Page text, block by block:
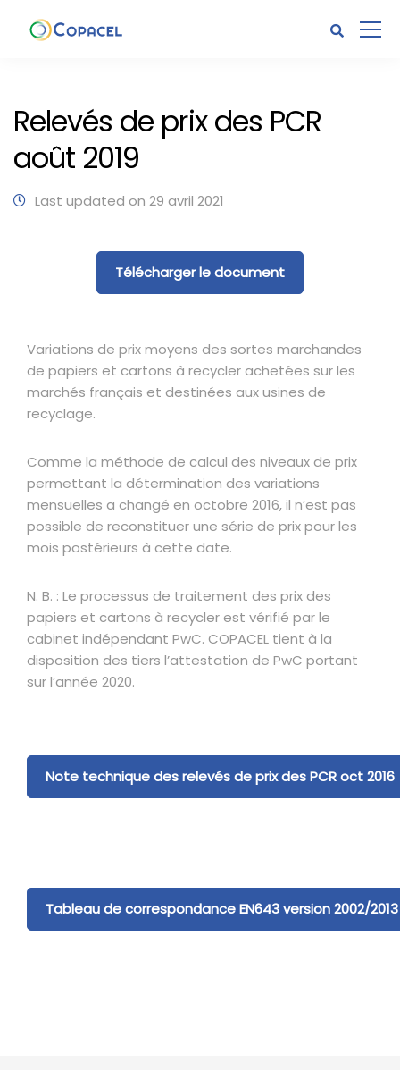
Relevés de prix des PCR
août 2019
Last updated on 29 avril 2021
Télécharger le document
Variations de prix moyens des sortes marchandes
de papiers et cartons à recycler achetées sur les
marchés français et destinées aux usines de
recyclage.
Comme la méthode de calcul des niveaux de prix
permettant la détermination des variations
mensuelles a changé en octobre 2016, il n’est pas
possible de reconstituer une série de prix pour les
mois postérieurs à cette date.
N. B. : Le processus de traitement des prix des
papiers et cartons à recycler est vérifié par le
cabinet indépendant PwC. COPACEL tient à la
disposition des tiers l’attestation de PwC portant
sur l’année 2020.
Note technique des relevés de prix des PCR oct 2016
Tableau de correspondance EN643 version 2002/2013